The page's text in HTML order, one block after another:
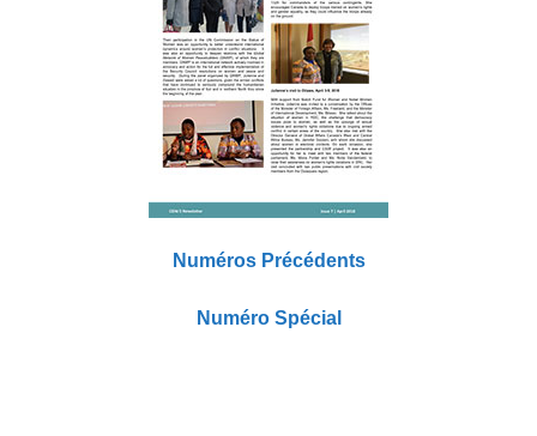
Numéros Précédents
Numéro Spécial